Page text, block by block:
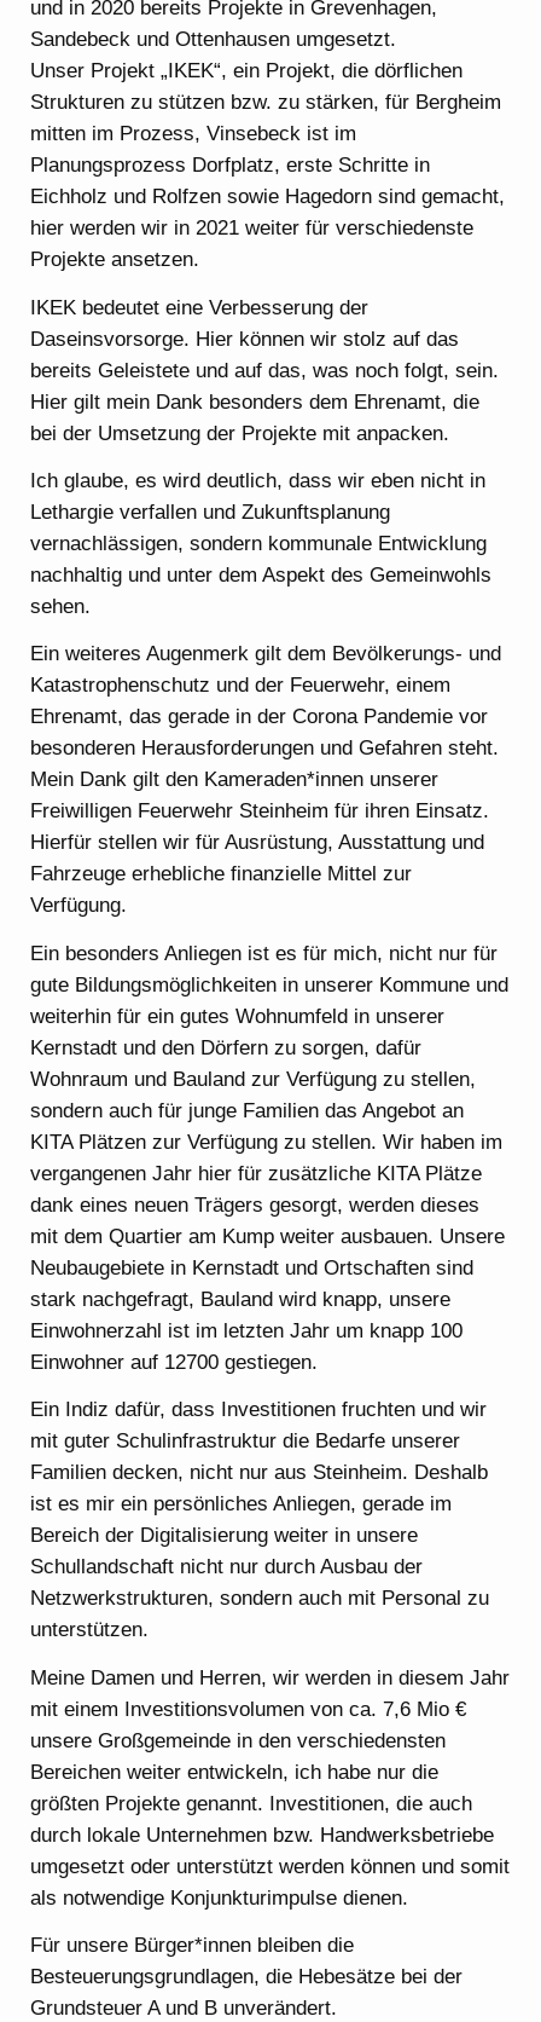
und in 2020 bereits Projekte in Grevenhagen,
Sandebeck und Ottenhausen umgesetzt.
Unser Projekt „IKEK“, ein Projekt, die dörflichen
Strukturen zu stützen bzw. zu stärken, für Bergheim
mitten im Prozess, Vinsebeck ist im
Planungsprozess Dorfplatz, erste Schritte in
Eichholz und Rolfzen sowie Hagedorn sind gemacht,
hier werden wir in 2021 weiter für verschiedenste
Projekte ansetzen.
IKEK bedeutet eine Verbesserung der
Daseinsvorsorge. Hier können wir stolz auf das
bereits Geleistete und auf das, was noch folgt, sein.
Hier gilt mein Dank besonders dem Ehrenamt, die
bei der Umsetzung der Projekte mit anpacken.
Ich glaube, es wird deutlich, dass wir eben nicht in
Lethargie verfallen und Zukunftsplanung
vernachlässigen, sondern kommunale Entwicklung
nachhaltig und unter dem Aspekt des Gemeinwohls
sehen.
Ein weiteres Augenmerk gilt dem Bevölkerungs- und
Katastrophenschutz und der Feuerwehr, einem
Ehrenamt, das gerade in der Corona Pandemie vor
besonderen Herausforderungen und Gefahren steht.
Mein Dank gilt den Kameraden*innen unserer
Freiwilligen Feuerwehr Steinheim für ihren Einsatz.
Hierfür stellen wir für Ausrüstung, Ausstattung und
Fahrzeuge erhebliche finanzielle Mittel zur
Verfügung.
Ein besonders Anliegen ist es für mich, nicht nur für
gute Bildungsmöglichkeiten in unserer Kommune und
weiterhin für ein gutes Wohnumfeld in unserer
Kernstadt und den Dörfern zu sorgen, dafür
Wohnraum und Bauland zur Verfügung zu stellen,
sondern auch für junge Familien das Angebot an
KITA Plätzen zur Verfügung zu stellen. Wir haben im
vergangenen Jahr hier für zusätzliche KITA Plätze
dank eines neuen Trägers gesorgt, werden dieses
mit dem Quartier am Kump weiter ausbauen. Unsere
Neubaugebiete in Kernstadt und Ortschaften sind
stark nachgefragt, Bauland wird knapp, unsere
Einwohnerzahl ist im letzten Jahr um knapp 100
Einwohner auf 12700 gestiegen.
Ein Indiz dafür, dass Investitionen fruchten und wir
mit guter Schulinfrastruktur die Bedarfe unserer
Familien decken, nicht nur aus Steinheim. Deshalb
ist es mir ein persönliches Anliegen, gerade im
Bereich der Digitalisierung weiter in unsere
Schullandschaft nicht nur durch Ausbau der
Netzwerkstrukturen, sondern auch mit Personal zu
unterstützen.
Meine Damen und Herren, wir werden in diesem Jahr
mit einem Investitionsvolumen von ca. 7,6 Mio €
unsere Großgemeinde in den verschiedensten
Bereichen weiter entwickeln, ich habe nur die
größten Projekte genannt. Investitionen, die auch
durch lokale Unternehmen bzw. Handwerksbetriebe
umgesetzt oder unterstützt werden können und somit
als notwendige Konjunkturimpulse dienen.
Für unsere Bürger*innen bleiben die
Besteuerungsgrundlagen, die Hebesätze bei der
Grundsteuer A und B unverändert.